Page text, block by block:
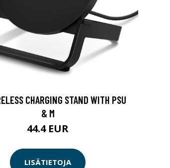
CHARGING STAND WITH PSU
& M
44.4 EUR
LISÄTIETOJA